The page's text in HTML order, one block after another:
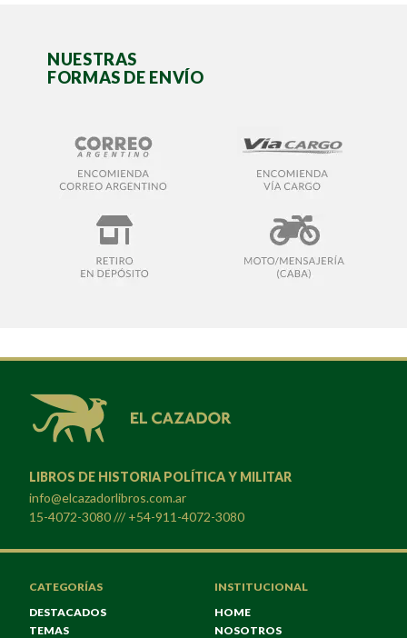
NUESTRAS
FORMAS DE ENVÍO
LIBROS DE HISTORIA POLÍTICA Y MILITAR
info@elcazadorlibros.com.ar
15-4072-3080 /// +54-911-4072-3080
CATEGORÍAS
DESTACADOS
TEMAS
INSTITUCIONAL
HOME
NOSOTROS